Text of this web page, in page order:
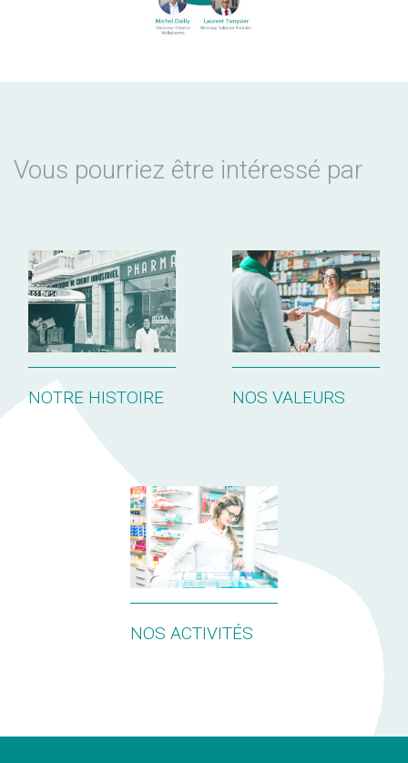
Vous pourriez être intéressé par
NOTRE HISTOIRE NOS VALEURS
NOS ACTIVITÉS